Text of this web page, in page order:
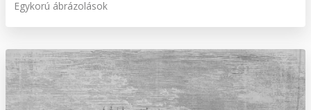
Egykorú ábrázolások